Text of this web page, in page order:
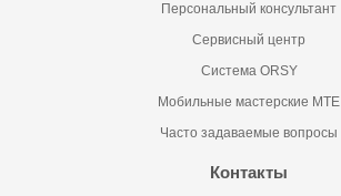
Персональный консультант
Сервисный центр
Система ORSY
Мобильные мастерские MTE
Часто задаваемые вопросы
Контакты